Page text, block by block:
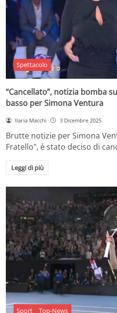
Spettacolo
“Cancellato”, notizia bomba
basso per Simona Ventura
Ilaria Macchi 3 Dicembre 2025
Brutte notizie per Simona
Fratello", è stato deciso di
Leggi di più
Sport Top-News